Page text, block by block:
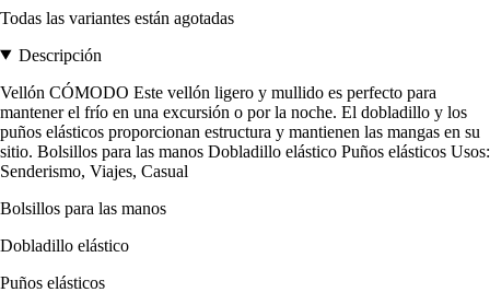
Todas las variantes están agotadas
Descripción
Vellón CÓMODO Este vellón ligero y mullido es perfecto para
mantener el frío en una excursión o por la noche. El dobladillo y los
puños elásticos proporcionan estructura y mantienen las mangas en su
sitio. Bolsillos para las manos Dobladillo elástico Puños elásticos Usos:
Senderismo, Viajes, Casual
Bolsillos para las manos
Dobladillo elástico
Puños elásticos